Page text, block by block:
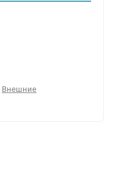
Внешние